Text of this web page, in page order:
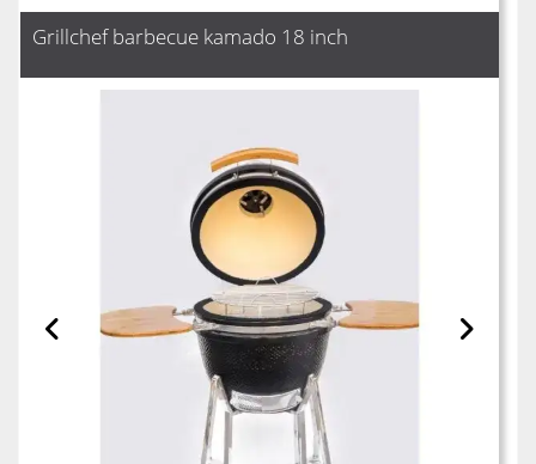
Grillchef barbecue kamado 18 inch